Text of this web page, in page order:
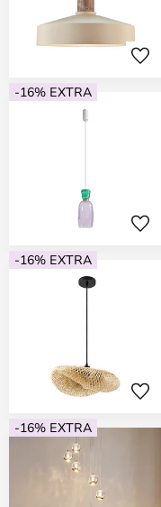
-16% EXTRA
-16% EXTRA
-16% EXTRA